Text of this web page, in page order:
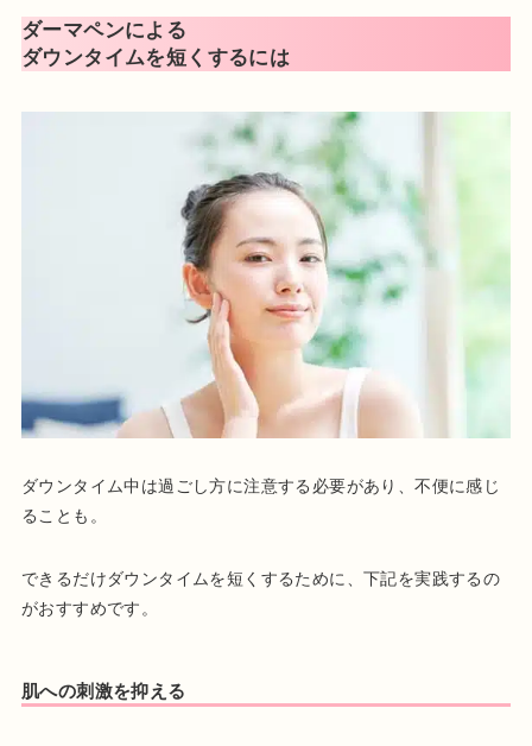
ダーマペンによる
ダウンタイムを短くするには
ダウンタイム中は過ごし方に注意する必要があり、不便に感じ
ることも。
できるだけダウンタイムを短くするために、下記を実践するの
がおすすめです。
肌への刺激を抑える